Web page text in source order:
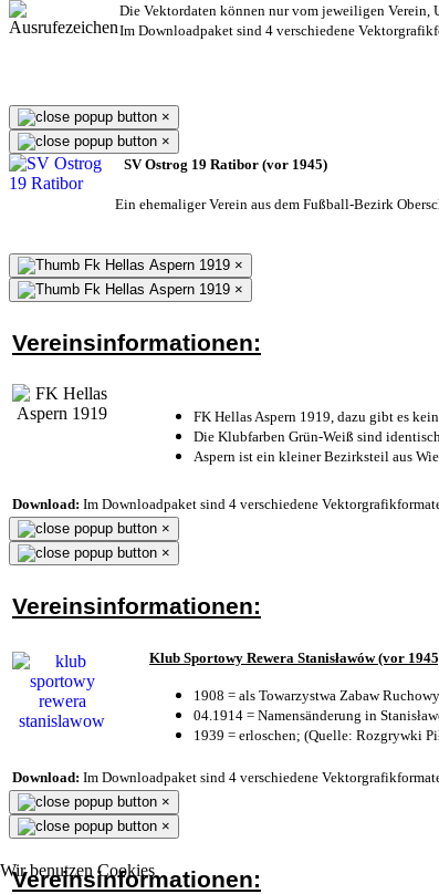
Wir benutzen Cookies
Die Vektordaten können nur vom jeweiligen Verein,
Im Downloadpaket sind 4 verschiedene
×
×
SV Ostrog 19 Ratibor (vor 1945)
Ein ehemaliger Verein aus dem Fußball-Bezirk
×
×
Vereinsinformationen:
FK Hellas Aspern 1919, dazu gibt es
Die Klubfarben Grün-Weiß sind
Aspern ist ein kleiner Bezirksteil aus
Download: Im Downloadpaket sind 4 verschiedene
×
×
Vereinsinformationen:
Klub Sportowy Rewera Stanisławów (vor
1908 = als Towarzystwa Zabaw
04.1914 = Namensänderung in
1939 = erloschen; (Quelle: Rozgrywki
Download: Im Downloadpaket sind 4 verschiedene
×
×
Vereinsinformationen: